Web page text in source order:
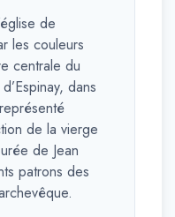
de
les couleurs
centrale du
dans
de la vierge
de Jean
patrons des